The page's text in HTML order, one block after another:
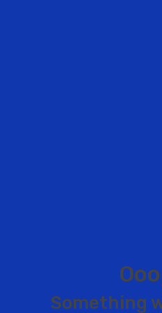
Ooo
Something